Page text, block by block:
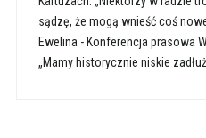
sądzę, że mogą wnieść coś
Ewelina - Konferencja prasowa
„Mamy historycznie niskie